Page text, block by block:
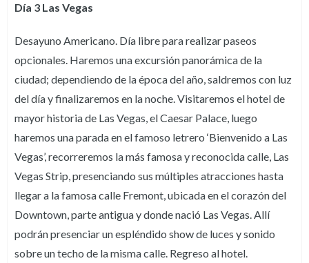
Día 3 Las Vegas
Desayuno Americano. Día libre para realizar paseos
opcionales. Haremos una excursión panorámica de la
ciudad; dependiendo de la época del año, saldremos con luz
del día y finalizaremos en la noche. Visitaremos el hotel de
mayor historia de Las Vegas, el Caesar Palace, luego
haremos una parada en el famoso letrero ‘Bienvenido a Las
Vegas’, recorreremos la más famosa y reconocida calle, Las
Vegas Strip, presenciando sus múltiples atracciones hasta
llegar a la famosa calle Fremont, ubicada en el corazón del
Downtown, parte antigua y donde nació Las Vegas. Allí
podrán presenciar un espléndido show de luces y sonido
sobre un techo de la misma calle. Regreso al hotel.